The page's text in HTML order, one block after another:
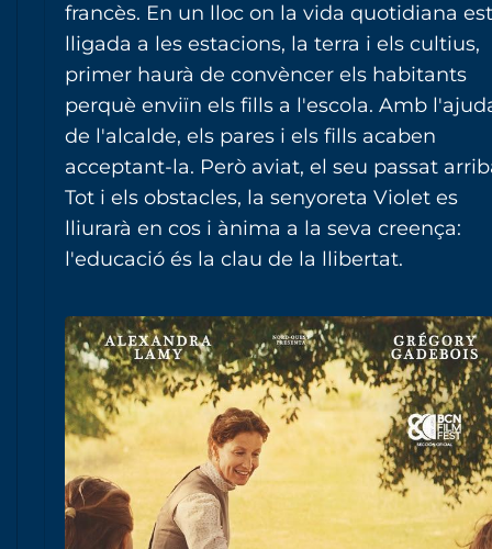
francès. En un lloc on la vida quotidiana
lligada a les estacions, la terra i els cultius,
primer haurà de convèncer els habitants
perquè enviïn els fills a l'escola. Amb
de l'alcalde, els pares i els fills acaben
acceptant-la. Però aviat, el seu passat
Tot i els obstacles, la senyoreta Violet es
lliurarà en cos i ànima a la seva creença:
l'educació és la clau de la llibertat.